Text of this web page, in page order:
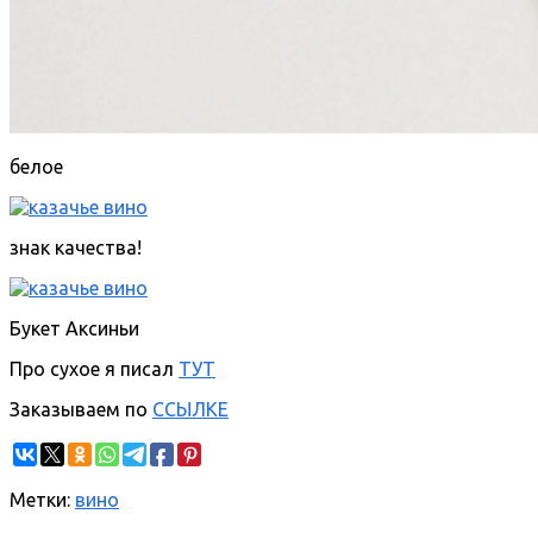
белое
знак качества!
Букет Аксиньи
Про сухое я писал ТУТ
Заказываем по ССЫЛКЕ
Метки: вино